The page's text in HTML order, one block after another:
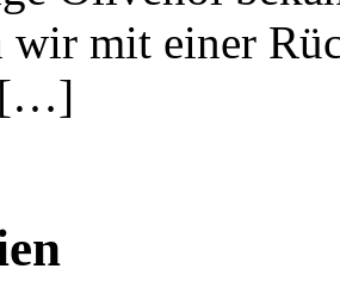
wir mit einer
[…]